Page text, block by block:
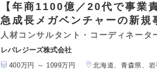
【年商1100億／20代で事業
急成長メガベンチャーの新規
人材コンサルタント・コーディネータ
レバレジーズ株式会社
400万円 ～ 1099万円
北海道、青森県、